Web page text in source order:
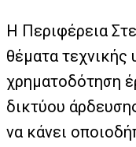
Η Περιφέρεια
θέματα τεχνικής
χρηματοδότηση
δικτύου
να κάνει